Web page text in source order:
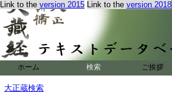
Link to the version 2015 Link to the version 2018
ホーム 検索 ご挨拶
大正蔵検索